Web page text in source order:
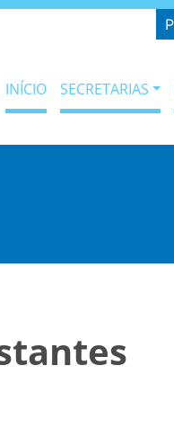
INÍCIO SECRETARIAS